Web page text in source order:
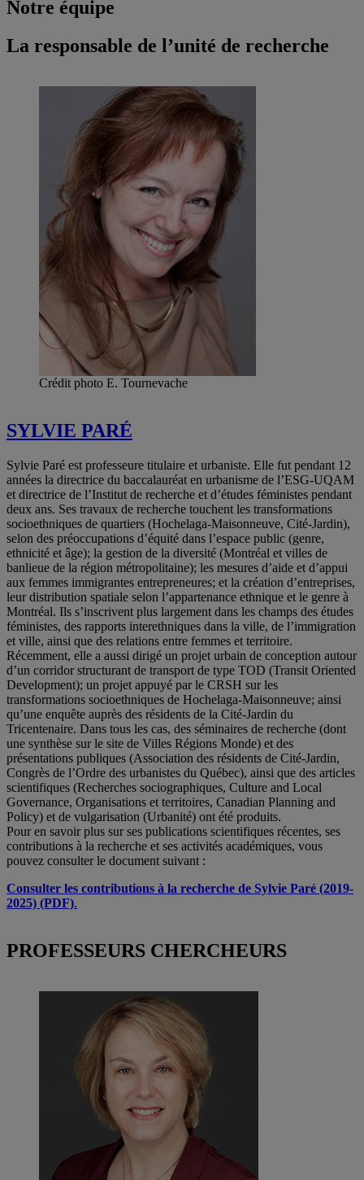
Notre équipe
La responsable de l’unité de recherche
Crédit photo E. Tournevache
SYLVIE PARÉ
Sylvie Paré est professeure titulaire et urbaniste. Elle fut pendant 12
années la directrice du baccalauréat en urbanisme de l’ESG-UQAM
et directrice de l’Institut de recherche et d’études féministes pendant
deux ans. Ses travaux de recherche touchent les transformations
socioethniques de quartiers (Hochelaga-Maisonneuve, Cité-Jardin),
selon des préoccupations d’équité dans l’espace public (genre,
ethnicité et âge); la gestion de la diversité (Montréal et villes de
banlieue de la région métropolitaine); les mesures d’aide et d’appui
aux femmes immigrantes entrepreneures; et la création d’entreprises,
leur distribution spatiale selon l’appartenance ethnique et le genre à
Montréal. Ils s’inscrivent plus largement dans les champs des études
féministes, des rapports interethniques dans la ville, de l’immigration
et ville, ainsi que des relations entre femmes et territoire.
Récemment, elle a aussi dirigé un projet urbain de conception autour
d’un corridor structurant de transport de type TOD (Transit Oriented
Development); un projet appuyé par le CRSH sur les
transformations socioethniques de Hochelaga-Maisonneuve; ainsi
qu’une enquête auprès des résidents de la Cité-Jardin du
Tricentenaire. Dans tous les cas, des séminaires de recherche (dont
une synthèse sur le site de Villes Régions Monde) et des
présentations publiques (Association des résidents de Cité-Jardin,
Congrès de l’Ordre des urbanistes du Québec), ainsi que des articles
scientifiques (Recherches sociographiques, Culture and Local
Governance, Organisations et territoires, Canadian Planning and
Policy) et de vulgarisation (Urbanité) ont été produits.
Pour en savoir plus sur ses publications scientifiques récentes, ses
contributions à la recherche et ses activités académiques, vous
pouvez consulter le document suivant :
Consulter les contributions à la recherche de Sylvie Paré (2019-
2025) (PDF).
PROFESSEURS CHERCHEURS